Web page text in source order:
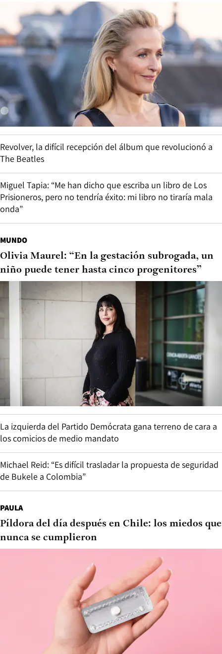
Revolver, la difícil recepción del álbum que revolucionó a
The Beatles
Miguel Tapia: “Me han dicho que escriba un libro de Los
Prisioneros, pero no tendría éxito: mi libro no tiraría mala
onda”
MUNDO
Olivia Maurel: “En la gestación subrogada, un
niño puede tener hasta cinco progenitores”
La izquierda del Partido Demócrata gana terreno de cara a
los comicios de medio mandato
Michael Reid: “Es difícil trasladar la propuesta de seguridad
de Bukele a Colombia”
PAULA
Píldora del día después en Chile: los miedos que
nunca se cumplieron